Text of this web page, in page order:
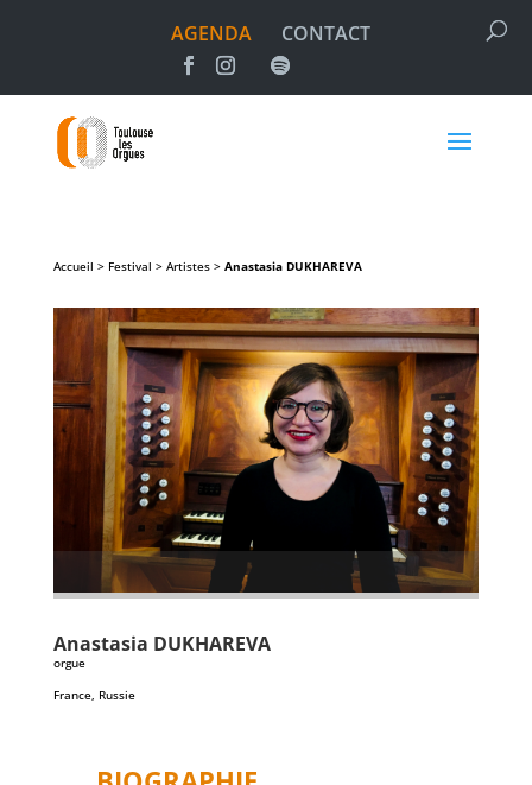
AGENDA CONTACT
Accueil > Festival > Artistes > Anastasia DUKHAREVA
Anastasia DUKHAREVA
orgue
France, Russie